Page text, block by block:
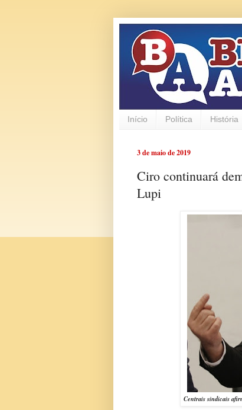
Início Política História
3 de maio de 2019
Ciro continuará
Lupi
Centrais sindicais